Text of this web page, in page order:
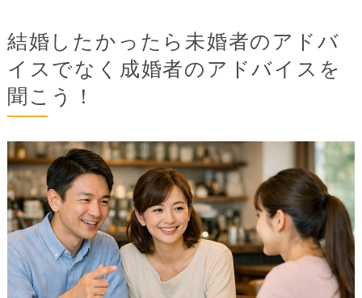
結婚したかったら未婚者のアドバ
イスでなく成婚者のアドバイスを
聞こう！